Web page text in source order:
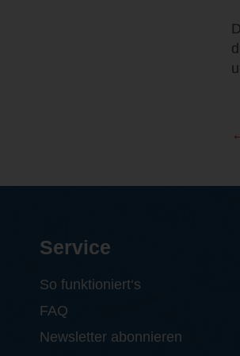
Service
So funktioniert‘s
FAQ
Newsletter abonnieren